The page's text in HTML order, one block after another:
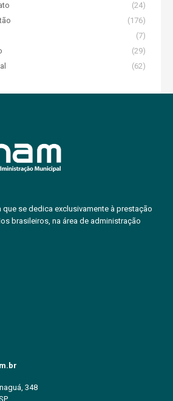
(24)
(176)
(7)
(29)
(62)
que se dedica exclusivamente à prestação
brasileiros, na área de administração
348